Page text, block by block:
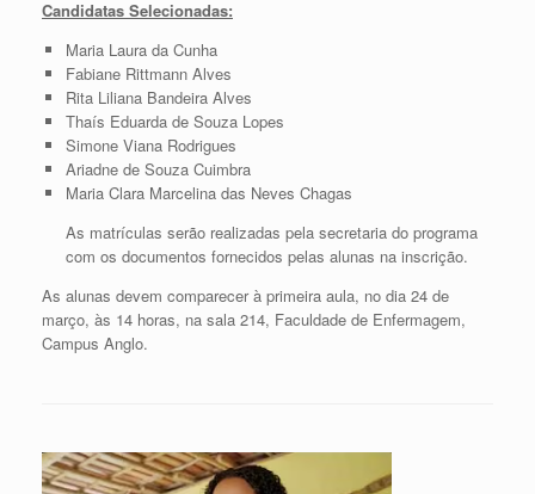
Candidatas Selecionadas:
Maria Laura da Cunha
Fabiane Rittmann Alves
Rita Liliana Bandeira Alves
Thaís Eduarda de Souza Lopes
Simone Viana Rodrigues
Ariadne de Souza Cuimbra
Maria Clara Marcelina das Neves Chagas
As matrículas serão realizadas pela secretaria do programa
com os documentos fornecidos pelas alunas na inscrição.
As alunas devem comparecer à primeira aula, no dia 24 de
março, às 14 horas, na sala 214, Faculdade de Enfermagem,
Campus Anglo.